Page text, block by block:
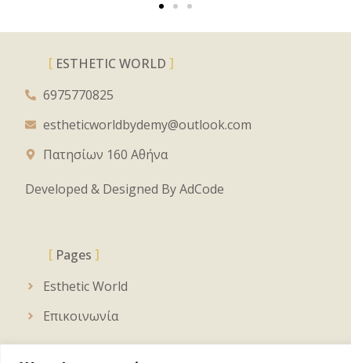
ESTHETIC WORLD
6975770825
estheticworldbydemy@outlook.com
Πατησίων 160 Αθήνα
Developed & Designed ByAdCode
Pages
Esthetic World
Επικοινωνία